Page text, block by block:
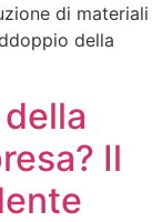
di materiali
della
Il